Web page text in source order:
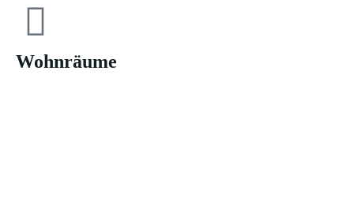
Wohnräume